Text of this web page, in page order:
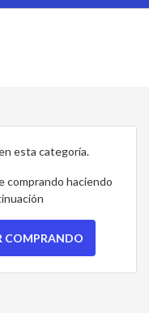
esta categoría.
comprando haciendo
COMPRANDO